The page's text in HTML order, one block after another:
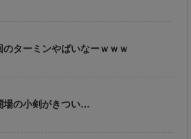
のターミンやばいなーｗｗｗ
場の小剣がきつい…